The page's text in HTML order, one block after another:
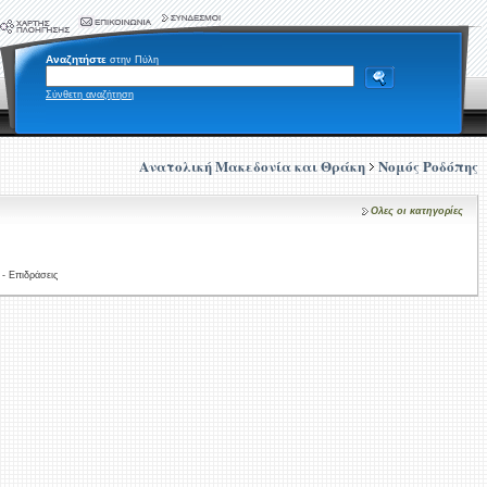
Αναζητήστε στην Πύλη
Σύνθετη αναζήτηση
Ανατολική Μακεδονία και Θράκη Νομός Ροδόπης
Ολες οι κατηγορίες
Επιδράσεις